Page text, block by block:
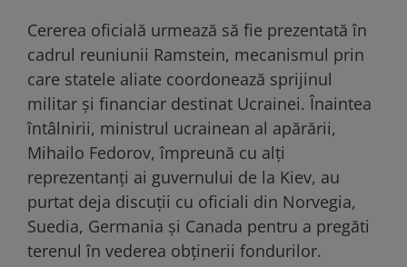
Cererea oficială urmează să fie prezentată în
cadrul reuniunii Ramstein, mecanismul prin
care statele aliate coordonează sprijinul
militar și financiar destinat Ucrainei. Înaintea
întâlnirii, ministrul ucrainean al apărării,
Mihailo Fedorov, împreună cu alți
reprezentanți ai guvernului de la Kiev, au
purtat deja discuții cu oficiali din Norvegia,
Suedia, Germania și Canada pentru a pregăti
terenul în vederea obținerii fondurilor.